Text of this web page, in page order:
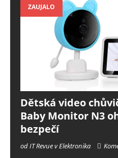
ZAUJALO
Dětská video
Baby Monitor N3
bezpečí
od IT Revue v Elektronika